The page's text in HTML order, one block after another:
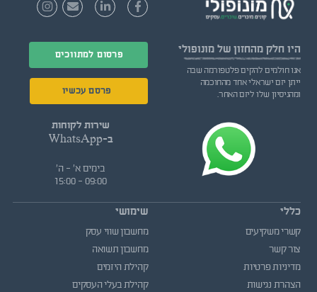
היו חלק מהחזון של מונופולי
אנו חולמים להקים פלטפורמה שבה
ייתן יזם ישראלי אחד מהחוכמה
ומהניסיון שלו ליזם האחר.
פרסום למתווכים
פרסם עכשיו
שירות לקוחות
ב-WhatsApp
בימים א' - ה'
09:00 - 15:00
כללי
קשרי משקיעים
צור קשר
מדיניות פרטיות
הצהרת נגישות
שימושי
מחשבון שווי עסק
מחשבון תשואה
קהילת היזמים
קהילת בעלי העסקים